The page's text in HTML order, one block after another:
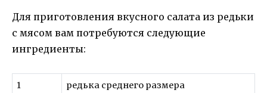
Для приготовления вкусного салата из редьки
с мясом вам потребуются следующие
ингредиенты:
1 редька среднего размера